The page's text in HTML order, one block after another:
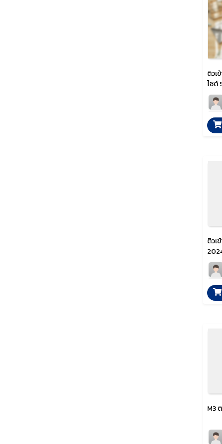
ติวเ
ไซต์
ติวเ
M3